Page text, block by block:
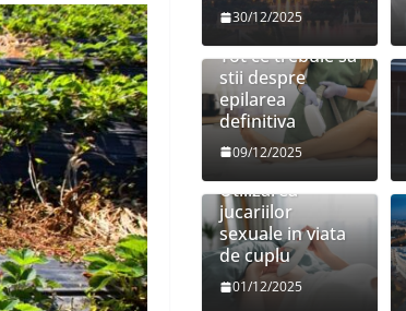
30/12/2025
Tot ce trebuie sa
stii despre
epilarea
definitiva
09/12/2025
Utilizarea
jucariilor
sexuale in viata
de cuplu
01/12/2025